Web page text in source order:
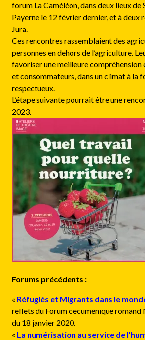
forum La Caméléon,dans deux lieux de
Payerne le 12 février dernier, et à deux
Jura.
Ces rencontres rassemblaient des
personnes en dehors de l’agriculture.
favoriser une meilleure compréhension
et consommateurs, dans un climat à la
respectueux.
L’étape suivante pourrait être une
2023.
Forums précédents :
« Réfugiés et Migrants dans le
reflets du Forum oecuménique
du 18 janvier 2020.
« La numérisation au service de